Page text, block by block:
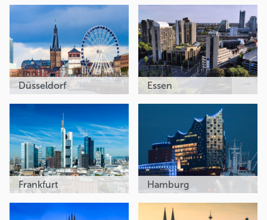
Düsseldorf Essen
Frankfurt Hamburg